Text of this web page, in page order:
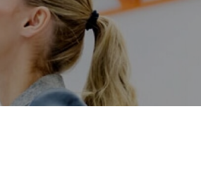
Formations Marketing
Formations Commerce
Formations Communication
Formations Achat Logistique